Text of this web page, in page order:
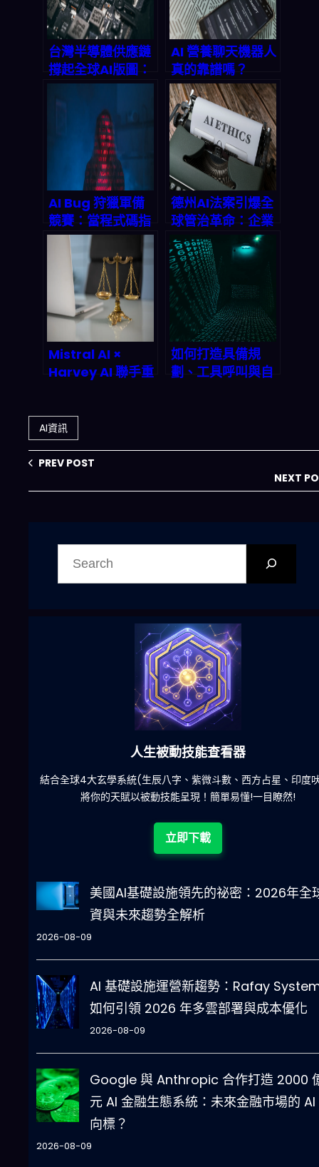
台灣半導體供應鏈
撐起全球AI版圖：
2026年地緣風險
與供應瓶頸深度拆
AI 營養聊天機器人
真的靠譜嗎？
2026 年個人化飲
食建議的真實風
險、隱私與落地指
南
AI Bug 狩獵軍備
競賽：當程式碼指
數爆發，誰來守護
你的數位命脈？
德州AI法案引爆全
球管治革命：企業
準備好了嗎？
Mistral AI ×
Harvey AI 聯手重
端革命正在發生
如何打造具備規
劃、工具呼叫與自
AI資訊
PREV POST
NEXT
六合彩發達神器
減少超過500萬個低概率中獎組合，提高中獎率
立即下載
美國AI基礎設施領先的祕密：2026年全
資與未來趨勢全解析
2026-08-09
AI 基礎設施運營新趨勢：Rafay
如何引領 2026 年多雲部署與成本優化
2026-08-09
Google 與 Anthropic 合作打造 2000
元 AI 金融生態系統：未來金融市場的 AI
向標？
2026-08-09